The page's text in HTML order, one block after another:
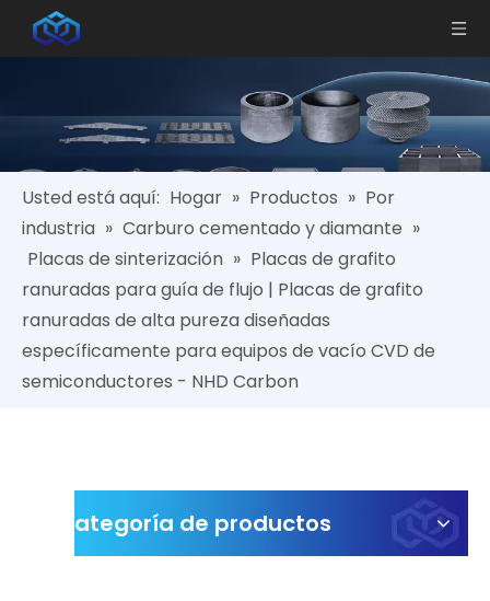
Usted está aquí: Hogar » Productos » Por
industria » Carburo cementado y diamante »
Placas de sinterización » Placas de grafito
ranuradas para guía de flujo | Placas de grafito
ranuradas de alta pureza diseñadas
específicamente para equipos de vacío CVD de
semiconductores - NHD Carbon
Categoría de productos